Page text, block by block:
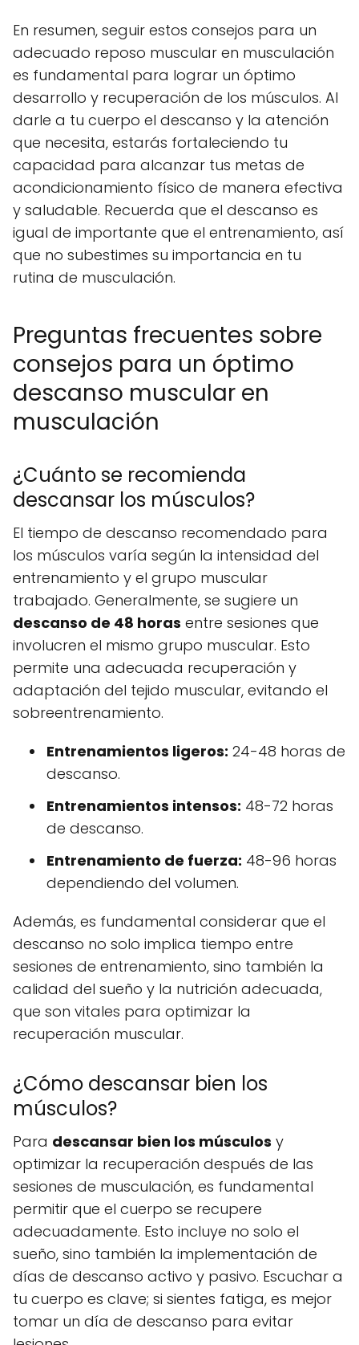
En resumen, seguir estos consejos para un
adecuado reposo muscular en musculación
es fundamental para lograr un óptimo
desarrollo y recuperación de los músculos. Al
darle a tu cuerpo el descanso y la atención
que necesita, estarás fortaleciendo tu
capacidad para alcanzar tus metas de
acondicionamiento físico de manera efectiva
y saludable. Recuerda que el descanso es
igual de importante que el entrenamiento, así
que no subestimes su importancia en tu
rutina de musculación.
Preguntas frecuentes sobre
consejos para un óptimo
descanso muscular en
musculación
¿Cuánto se recomienda
descansar los músculos?
El tiempo de descanso recomendado para
los músculos varía según la intensidad del
entrenamiento y el grupo muscular
trabajado. Generalmente, se sugiere un
descanso de 48 horas entre sesiones que
involucren el mismo grupo muscular. Esto
permite una adecuada recuperación y
adaptación del tejido muscular, evitando el
sobreentrenamiento.
Entrenamientos ligeros: 24-48 horas de
descanso.
Entrenamientos intensos: 48-72 horas
de descanso.
Entrenamiento de fuerza: 48-96 horas
dependiendo del volumen.
Además, es fundamental considerar que el
descanso no solo implica tiempo entre
sesiones de entrenamiento, sino también la
calidad del sueño y la nutrición adecuada,
que son vitales para optimizar la
recuperación muscular.
¿Cómo descansar bien los
músculos?
Para descansar bien los músculos y
optimizar la recuperación después de las
sesiones de musculación, es fundamental
permitir que el cuerpo se recupere
adecuadamente. Esto incluye no solo el
sueño, sino también la implementación de
días de descanso activo y pasivo. Escuchar a
tu cuerpo es clave; si sientes fatiga, es mejor
tomar un día de descanso para evitar